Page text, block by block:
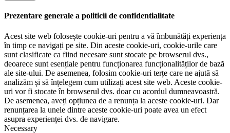
Prezentare generale a politicii de confidentialitate
Acest site web folosește cookie-uri pentru a vă îmbunătăți experiența
în timp ce navigați pe site. Din aceste cookie-uri, cookie-urile care
sunt clasificate ca fiind necesare sunt stocate pe browserul dvs.,
deoarece sunt esențiale pentru funcționarea funcționalităților de bază
ale site-ului. De asemenea, folosim cookie-uri terțe care ne ajută să
analizăm și să înțelegem cum utilizați acest site web. Aceste cookie-
uri vor fi stocate în browserul dvs. doar cu acordul dumneavoastră.
De asemenea, aveți opțiunea de a renunța la aceste cookie-uri. Dar
renunțarea la unele dintre aceste cookie-uri poate avea un efect
asupra experienței dvs. de navigare.
Necessary